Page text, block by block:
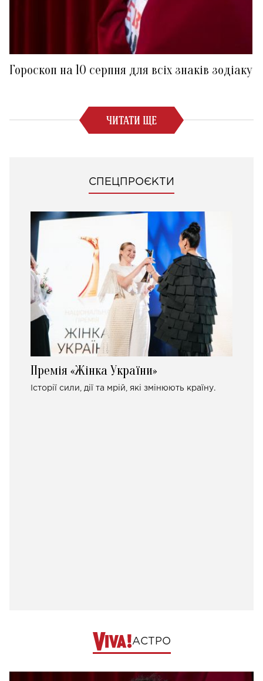
Гороскоп на 10 серпня для всіх знаків зодіаку
ЧИТАТИ ЩЕ
СПЕЦПРОЄКТИ
Премія «Жінка України»
Історії сили, дії та мрій, які змінюють країну.
АСТРО